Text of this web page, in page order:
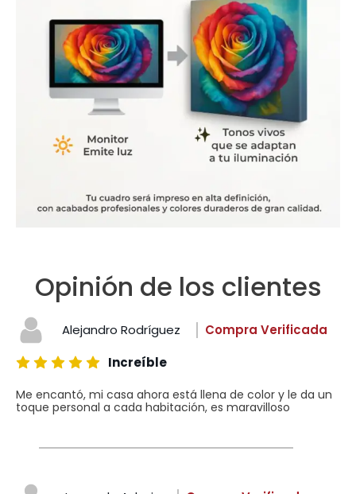
Opinión de los clientes
Alejandro Rodríguez
Compra Verificada
Increíble
Me encantó, mi casa ahora está llena de color y le da un
toque personal a cada habitación, es maravilloso